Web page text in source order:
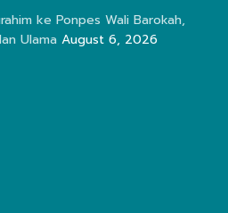
ke Ponpes Wali Barokah,
Ulama August 6, 2026